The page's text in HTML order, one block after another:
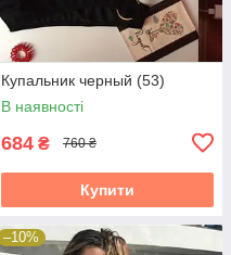
Купальник черный (53)
В наявності
684 ₴ 760 ₴
Купити
–10%